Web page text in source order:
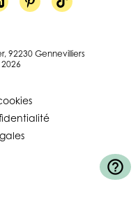
92230 Gennevilliers
help_outline